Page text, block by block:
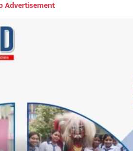
Advertisement